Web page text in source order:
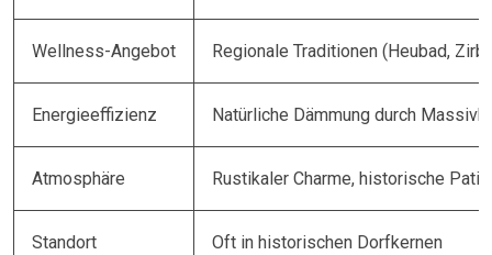
Wellness-Angebot Regionale Traditionen (Heubad,
Energieeffizienz Natürliche Dämmung durch
Atmosphäre Rustikaler Charme, historische
Standort Oft in historischen Dorfkernen